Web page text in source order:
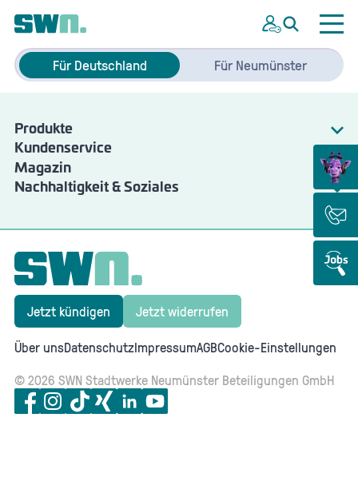
Für Deutschland Für Neumünster
Produkte
Strom
Gas
Kundenservice
Energie
Wartung & Störungen
Magazin
Nachhaltigkeit & Soziales
Angebote & Services
SWN Nachhaltigkeitsbericht
Jetzt kündigen
Jetzt widerrufen
Über unsDatenschutzImpressumAGBCookie-Einstellungen
© 2026 SWN Stadtwerke Neumünster Beteiligungen GmbH